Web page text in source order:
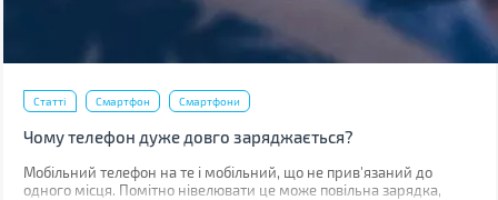
Статті Смартфон Смартфони
Чому телефон дуже довго заряджається?
Мобільний телефон на те і мобільний, що не прив'язаний до
одного місця. Помітно нівелювати це може повільна зарядка,